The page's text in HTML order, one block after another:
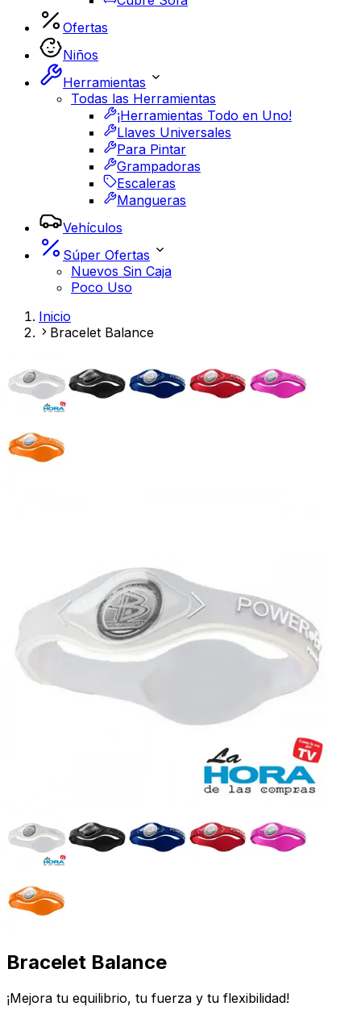
Ofertas
Niños
Herramientas
Todas las Herramientas
¡Herramientas Todo en Uno!
Llaves Universales
Para Pintar
Grampadoras
Escaleras
Mangueras
Vehículos
Súper Ofertas
Nuevos Sin Caja
Poco Uso
Inicio
Bracelet Balance
Bracelet Balance
¡Mejora tu equilibrio, tu fuerza y tu flexibilidad!